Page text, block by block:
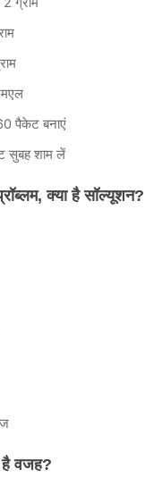
पैकेट बनाएं
सुबह शाम लें
क्या है सॉल्यूशन?
है वजह?